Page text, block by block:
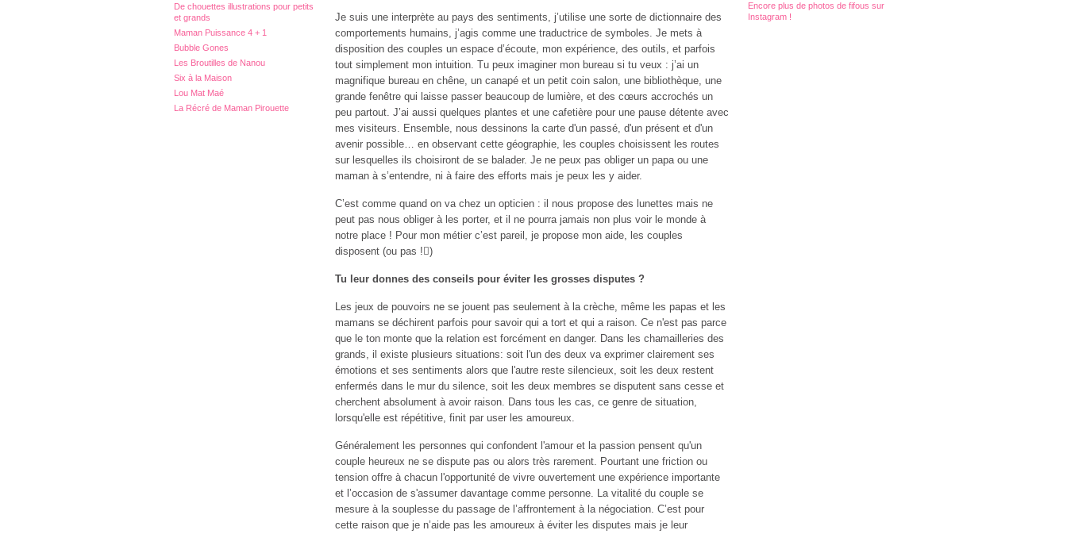
De chouettes illustrations pour petits
et grands
Maman Puissance 4 + 1
Bubble Gones
Les Broutilles de Nanou
Six à la Maison
Lou Mat Maé
La Récré de Maman Pirouette
Encore plus de photos de fifous sur
Instagram !
Je suis une interprète au pays des sentiments, j’utilise une sorte de dictionnaire des
comportements humains, j’agis comme une traductrice de symboles. Je mets à
disposition des couples un espace d’écoute, mon expérience, des outils, et parfois
tout simplement mon intuition. Tu peux imaginer mon bureau si tu veux : j’ai un
magnifique bureau en chêne, un canapé et un petit coin salon, une bibliothèque, une
grande fenêtre qui laisse passer beaucoup de lumière, et des cœurs accrochés un
peu partout. J’ai aussi quelques plantes et une cafetière pour une pause détente avec
mes visiteurs. Ensemble, nous dessinons la carte d'un passé, d'un présent et d'un
avenir possible… en observant cette géographie, les couples choisissent les routes
sur lesquelles ils choisiront de se balader. Je ne peux pas obliger un papa ou une
maman à s’entendre, ni à faire des efforts mais je peux les y aider.
C’est comme quand on va chez un opticien : il nous propose des lunettes mais ne
peut pas nous obliger à les porter, et il ne pourra jamais non plus voir le monde à
notre place ! Pour mon métier c’est pareil, je propose mon aide, les couples
disposent (ou pas !)
Tu leur donnes des conseils pour éviter les grosses disputes ?
Les jeux de pouvoirs ne se jouent pas seulement à la crèche, même les papas et les
mamans se déchirent parfois pour savoir qui a tort et qui a raison. Ce n'est pas parce
que le ton monte que la relation est forcément en danger. Dans les chamailleries des
grands, il existe plusieurs situations: soit l'un des deux va exprimer clairement ses
émotions et ses sentiments alors que l'autre reste silencieux, soit les deux restent
enfermés dans le mur du silence, soit les deux membres se disputent sans cesse et
cherchent absolument à avoir raison. Dans tous les cas, ce genre de situation,
lorsqu'elle est répétitive, finit par user les amoureux.
Généralement les personnes qui confondent l'amour et la passion pensent qu'un
couple heureux ne se dispute pas ou alors très rarement. Pourtant une friction ou
tension offre à chacun l'opportunité de vivre ouvertement une expérience importante
et l’occasion de s'assumer davantage comme personne. La vitalité du couple se
mesure à la souplesse du passage de l’affrontement à la négociation. C’est pour
cette raison que je n’aide pas les amoureux à éviter les disputes mais je leur